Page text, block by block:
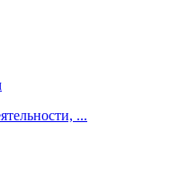
...